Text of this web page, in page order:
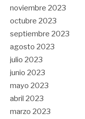
noviembre 2023
octubre 2023
septiembre 2023
agosto 2023
julio 2023
junio 2023
mayo 2023
abril 2023
marzo 2023